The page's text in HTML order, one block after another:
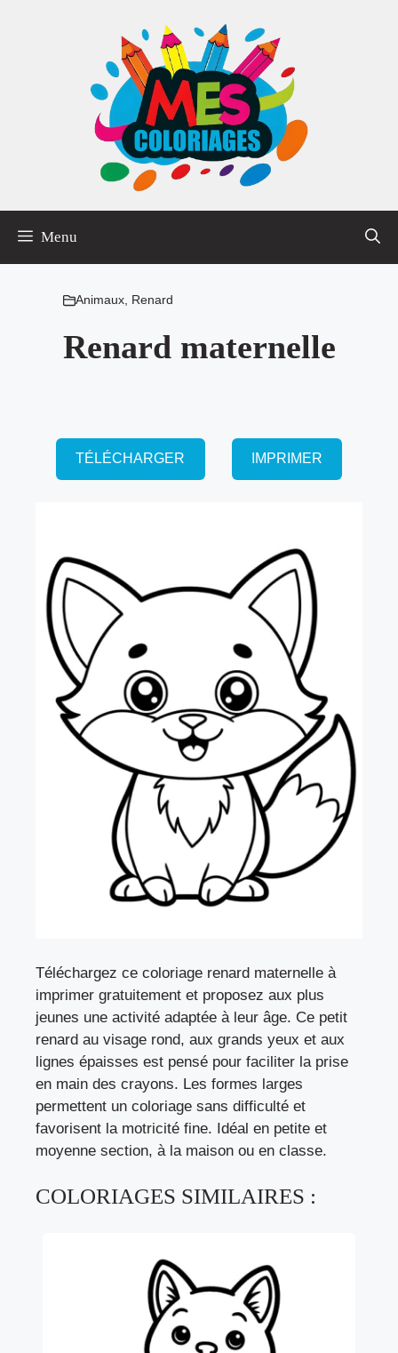
Menu
Animaux, Renard
Renard maternelle
TÉLÉCHARGER IMPRIMER
Téléchargez ce coloriage renard maternelle à
imprimer gratuitement et proposez aux plus
jeunes une activité adaptée à leur âge. Ce petit
renard au visage rond, aux grands yeux et aux
lignes épaisses est pensé pour faciliter la prise
en main des crayons. Les formes larges
permettent un coloriage sans difficulté et
favorisent la motricité fine. Idéal en petite et
moyenne section, à la maison ou en classe.
COLORIAGES SIMILAIRES :